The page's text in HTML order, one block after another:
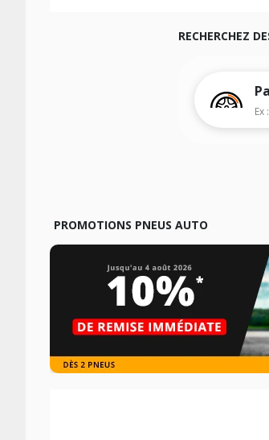
Pour cela, veuillez
RECHERCHEZ
Ex
PROMOTIONS PNEUS AUTO